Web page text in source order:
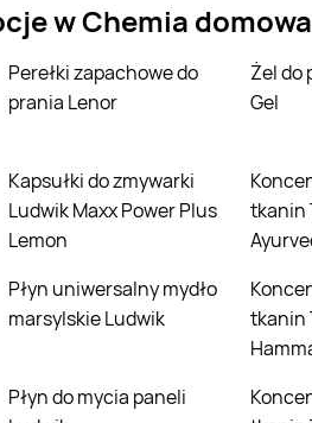
w Chemia
Perełki zapachowe do
prania Lenor
Żel do prania Persil Color
Gel
Kapsułki do zmywarki
Ludwik Maxx Power Plus
Lemon
Koncentrat do płukania
tkanin
Płyn uniwersalny mydło
marsylskie Ludwik
Koncentrat do płukania
tkanin
Płyn do mycia paneli
Koncentrat do płukania